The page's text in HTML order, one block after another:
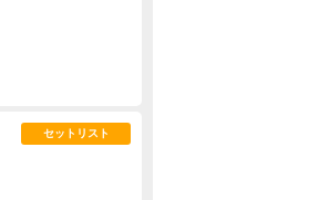
セットリスト